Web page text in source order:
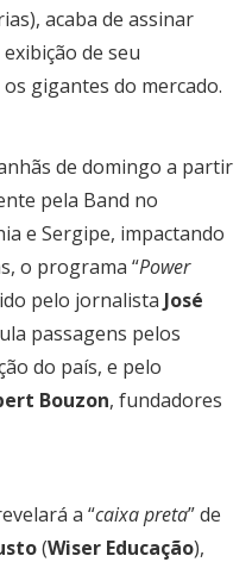
acaba de assinar
de seu
gigantes do mercado.
de domingo a partir
pela Band no
e Sergipe, impactando
o programa “Power
pelo jornalista José
passagens pelos
do país, e pelo
Bouzon, fundadores
a “caixa preta” de
(Wiser Educação),